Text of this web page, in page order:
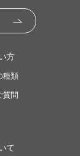
方
種類
質問
て